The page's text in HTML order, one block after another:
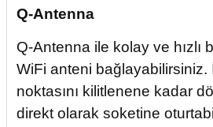
Q-Antenna
Q-Antenna ile kolay ve hızlı
WiFi anteni bağlayabilirsiniz.
noktasını kilitlenene kadar
direkt olarak soketine